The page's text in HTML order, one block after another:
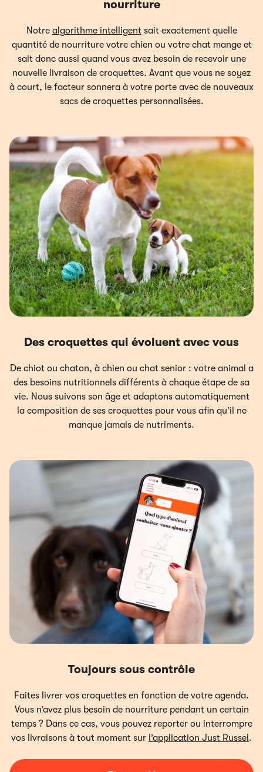
nourriture
Notre algorithme intelligentsait exactement quelle
quantité de nourriture votre chien ou votre chat mange et
sait donc aussi quand vous avez besoin de recevoir une
nouvelle livraison de croquettes. Avant que vous ne soyez
à court, le facteur sonnera à votre porte avec de nouveaux
sacs de croquettes personnalisées.
Des croquettes qui évoluent avec vous
De chiot ou chaton, à chien ou chat senior : votre animal a
des besoins nutritionnels différents à chaque étape de sa
vie. Nous suivons son âge et adaptons automatiquement
la composition de ses croquettes pour vous afin qu’il ne
manque jamais de nutriments.
Toujours sous contrôle
Faites livrer vos croquettes en fonction de votre agenda.
Vous n’avez plus besoin de nourriture pendant un certain
temps ? Dans ce cas, vous pouvez reporter ou interrompre
vos livraisons à tout moment sur l’application Just Russel .